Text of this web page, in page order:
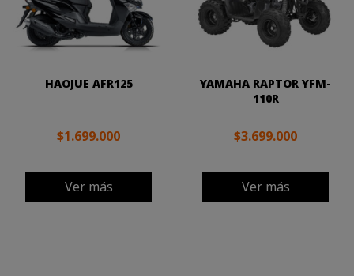
HAOJUE AFR125
$1.699.000
Ver más
YAMAHA RAPTOR YFM-
110R
$3.699.000
Ver más